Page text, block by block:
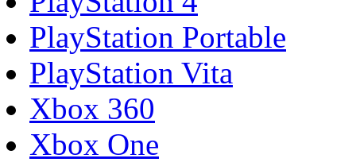
PlayStation Portable
PlayStation Vita
Xbox 360
Xbox One